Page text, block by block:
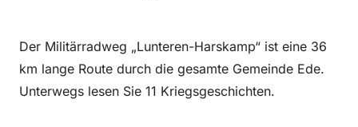
Der Militärradweg „Lunteren-Harskamp“ ist eine 36
km lange Route durch die gesamte Gemeinde Ede.
Unterwegs lesen Sie 11 Kriegsgeschichten.